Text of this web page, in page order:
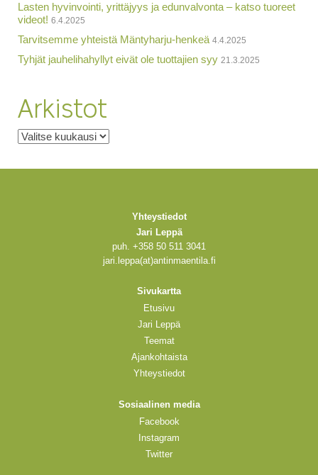
Lasten hyvinvointi, yrittäjyys ja edunvalvonta – katso tuoreet
videot! 6.4.2025
Tarvitsemme yhteistä Mäntyharju-henkeä 4.4.2025
Tyhjät jauhelihahyllyt eivät ole tuottajien syy 21.3.2025
Arkistot
Arkistot
Yhteystiedot
Jari Leppä
puh. +358 50 511 3041
jari.leppa(at)antinmaentila.fi
Sivukartta
Etusivu
Jari Leppä
Teemat
Ajankohtaista
Yhteystiedot
Sosiaalinen media
Facebook
Instagram
Twitter